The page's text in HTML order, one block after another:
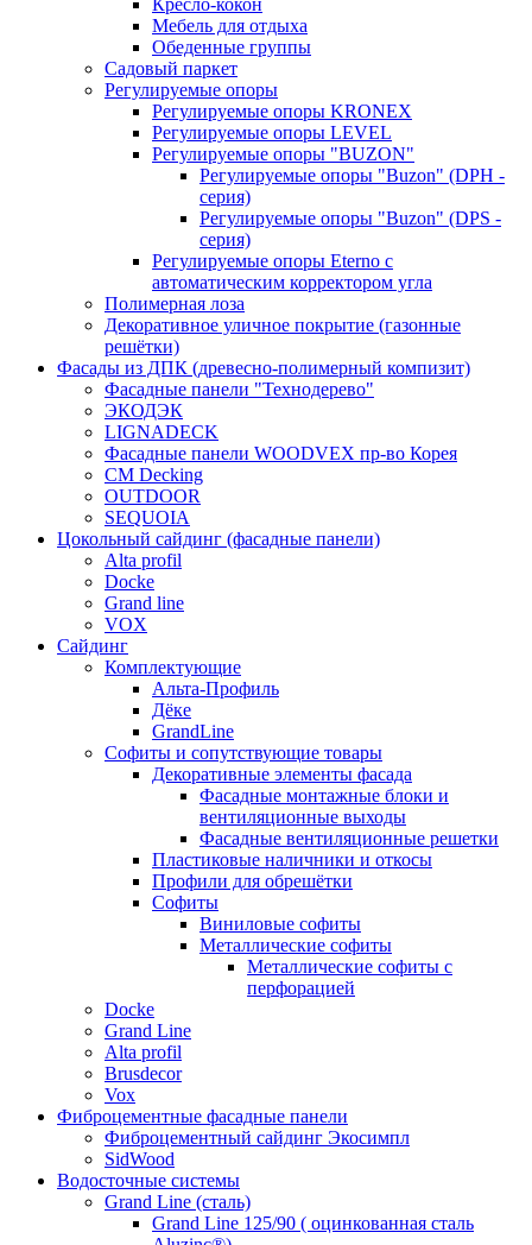
Мебель для отдыха
Обеденные группы
Садовый паркет
Регулируемые опоры
Регулируемые опоры KRONEX
Регулируемые опоры LEVEL
Регулируемые опоры "BUZON"
Регулируемые опоры "Buzon" (DPH -
серия)
Регулируемые опоры "Buzon" (DPS -
серия)
Регулируемые опоры Eterno с
автоматическим корректором угла
Полимерная лоза
Декоративное уличное покрытие (газонные
решётки)
Фасады из ДПК (древесно-полимерный компизит)
Фасадные панели "Технодерево"
ЭКОДЭК
LIGNADECK
Фасадные панели WOODVEX пр-во Корея
CM Decking
OUTDOOR
SEQUOIA
Цокольный сайдинг (фасадные панели)
Alta profil
Docke
Grand line
VOX
Сайдинг
Комплектующие
Альта-Профиль
Дёке
GrandLine
Софиты и сопутствующие товары
Декоративные элементы фасада
Фасадные монтажные блоки и
вентиляционные выходы
Фасадные вентиляционные решетки
Пластиковые наличники и откосы
Профили для обрешётки
Софиты
Виниловые софиты
Металлические софиты
Металлические софиты с
перфорацией
Docke
Grand Line
Alta profil
Brusdecor
Vox
Фиброцементные фасадные панели
Фиброцементный сайдинг Экосимпл
SidWood
Водосточные системы
Grand Line (сталь)
Grand Line 125/90 ( оцинкованная сталь